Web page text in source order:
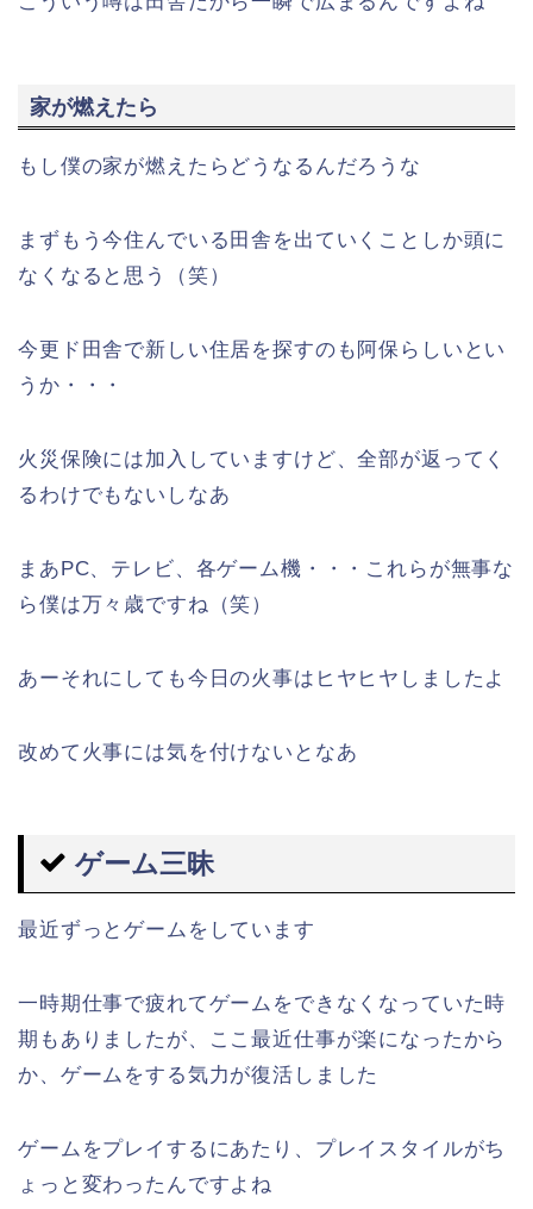
家が燃えたら
もし僕の家が燃えたらどうなるんだろうな
まずもう今住んでいる田舎を出ていくことしか頭に
なくなると思う（笑）
今更ド田舎で新しい住居を探すのも阿保らしいとい
うか・・・
火災保険には加入していますけど、全部が返ってく
るわけでもないしなあ
まあPC、テレビ、各ゲーム機・・・これらが無事な
ら僕は万々歳ですね（笑）
あーそれにしても今日の火事はヒヤヒヤしましたよ
改めて火事には気を付けないとなあ
ゲーム三昧
最近ずっとゲームをしています
一時期仕事で疲れてゲームをできなくなっていた時
期もありましたが、ここ最近仕事が楽になったから
か、ゲームをする気力が復活しました
ゲームをプレイするにあたり、プレイスタイルがち
ょっと変わったんですよね